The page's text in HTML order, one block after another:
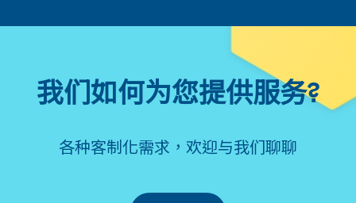
我们如何为您提供服务?
各种客制化需求，欢迎与我们聊聊